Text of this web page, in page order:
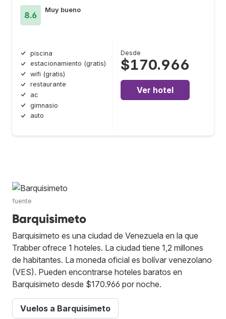
8.6
Muy bueno
piscina
estacionamiento (gratis)
wifi (gratis)
restaurante
ac
gimnasio
auto
Desde
$170.966
Ver hotel
fuente
Barquisimeto
Barquisimeto es una ciudad de Venezuela en la que
Trabber ofrece 1 hoteles. La ciudad tiene 1,2 millones
de habitantes. La moneda oficial es bolívar venezolano
(VES). Pueden encontrarse hoteles baratos en
Barquisimeto desde $170.966 por noche.
Vuelos a Barquisimeto